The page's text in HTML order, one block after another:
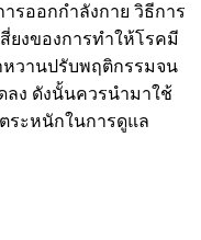
รออกกำลังกาย วิธีการ
ยงของการทำให้โรคมี
หวานปรับพฤติกรรมจน
ง ดังนั้นควรนำมาใช้
ระหนักในการดูแล